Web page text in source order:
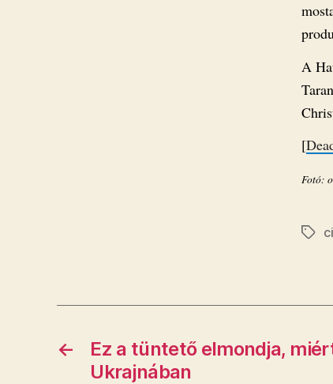
A
[
Fotó:
←
Ez a tüntető elmondja,
Ukrajnában